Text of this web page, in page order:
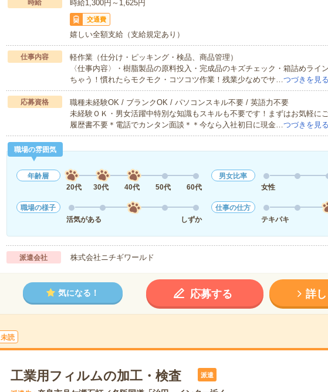
時給 時給1,300円～1,625円
交通費
嬉しい全額支給（支給規定あり）
仕事内容
軽作業（仕分け・ピッキング・検品、商品管理）
〈仕事内容〉・樹脂製品の原料投入・完成品のキズチェック・箱詰めライ
ちゃう！慣れたらモクモク・コツコツ作業！残業少なめでサ… つづきを見る
応募資格
職種未経験OK / ブランクOK / パソコンスキル不要 / 英語力不要
未経験ＯＫ・男女活躍中特別な知識もスキルも不要です！まずはお気軽に
履歴書不要＊電話でカンタン面談＊＊今なら入社初日に現金… つづきを見る
職場の雰囲気
年齢層
20代
30代 40代 50代 60代
男女比率
女性
職場の様子
活気がある
しずか
仕事の仕方
テキパキ
派遣会社 株式会社ニチギワールド
気になる！ 応募する 詳
未読
工業用フィルムの加工・検査 派遣